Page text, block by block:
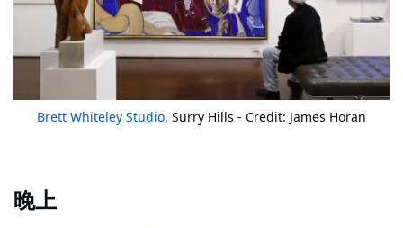
Brett Whiteley Studio, Surry Hills - Credit: James Horan
晚上